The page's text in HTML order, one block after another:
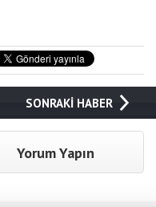
SONRAKİ HABER
Yorum Yapın